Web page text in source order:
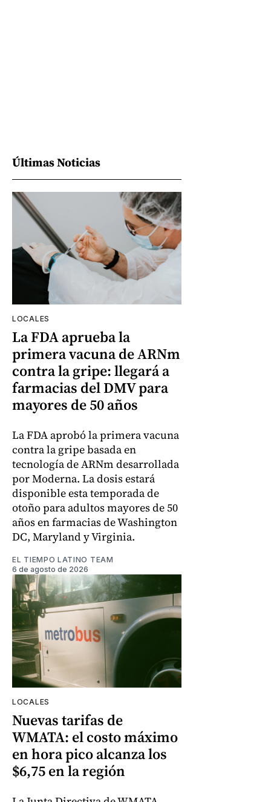
Últimas Noticias
LOCALES
La FDA aprueba la
primera vacuna de ARNm
contra la gripe: llegará a
farmacias del DMV para
mayores de 50 años
La FDA aprobó la primera vacuna
contra la gripe basada en
tecnología de ARNm desarrollada
por Moderna. La dosis estará
disponible esta temporada de
otoño para adultos mayores de 50
años en farmacias de Washington
DC, Maryland y Virginia.
EL TIEMPO LATINO TEAM
6 de agosto de 2026
LOCALES
Nuevas tarifas de
WMATA: el costo máximo
en hora pico alcanza los
$6,75 en la región